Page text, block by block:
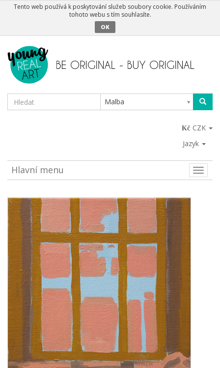
Tento web používá k poskytování služeb soubory cookie. Používáním
tohoto webu s tím souhlasíte.
OK
Malba
CZK
Jazyk
Toggle
Hlavní menu